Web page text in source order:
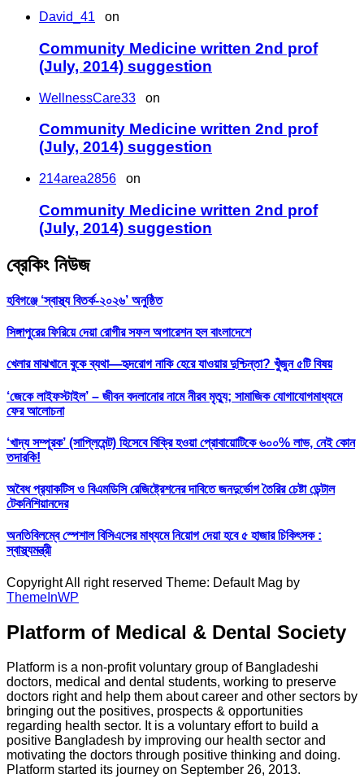
David_41 on
Community Medicine written 2nd prof
(July, 2014) suggestion
WellnessCare33 on
Community Medicine written 2nd prof
(July, 2014) suggestion
214area2856 on
Community Medicine written 2nd prof
(July, 2014) suggestion
ব্রেকিং নিউজ
হবিগঞ্জে ‘স্বাস্থ্য বিতর্ক-২০২৬’ অনুষ্ঠিত
সিঙ্গাপুরের ফিরিয়ে দেয়া রোগীর সফল অপারেশন হল বাংলাদেশে
খেলার মাঝখানে বুকে ব্যথা—হৃদরোগ নাকি হেরে যাওয়ার দুশ্চিন্তা? খুঁজুন ৫টি বিষয়
‘জেকে লাইফস্টাইল’ – জীবন বদলানোর নামে নীরব মৃত্যু; সামাজিক যোগাযোগমাধ্যমে
ফের আলোচনা
‘খাদ্য সম্পূরক’ (সাপ্লিমেন্ট) হিসেবে বিক্রি হওয়া প্রোবায়োটিকে ৬০০% লাভ, নেই কোন
তদারকি!
অবৈধ প্র‍্যাকটিস ও বিএমডিসি রেজিষ্ট্রেশনের দাবিতে জনদুর্ভোগ তৈরির চেষ্টা ডেন্টাল
টেকনিশিয়ানদের
অনতিবিলম্বে স্পেশাল বিসিএসের মাধ্যমে নিয়োগ দেয়া হবে ৫ হাজার চিকিৎসক :
স্বাস্থ্যমন্ত্রী
Copyright All right reserved Theme: Default Mag by
ThemeInWP
Platform of Medical & Dental Society
Platform is a non-profit voluntary group of Bangladeshi
doctors, medical and dental students, working to preserve
doctors right and help them about career and other sectors by
bringing out the positives, prospects & opportunities
regarding health sector. It is a voluntary effort to build a
positive Bangladesh by improving our health sector and
motivating the doctors through positive thinking and doing.
Platform started its journey on September 26, 2013.